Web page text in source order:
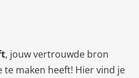
, jouw vertrouwde bron
maken heeft! Hier vind je